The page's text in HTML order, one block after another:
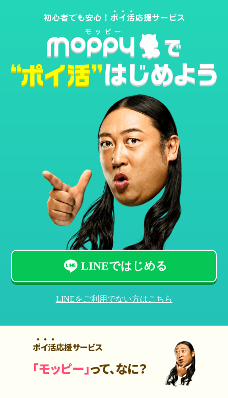
LINEではじめる
LINEをご利用でない方はこちら
ポイ活応援サービス
「モッピー」って、なに？